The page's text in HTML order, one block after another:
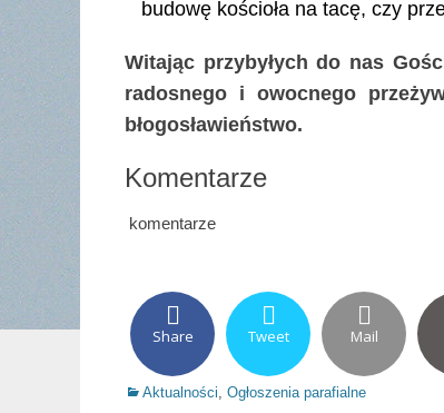
budowę kościoła na tacę, czy
Witając przybyłych do nas
radosnego i owocnego
błogosławieństwo.
Komentarze
komentarze
Share Tweet Mail
Categories
Aktualności Ogłoszenia parafialne